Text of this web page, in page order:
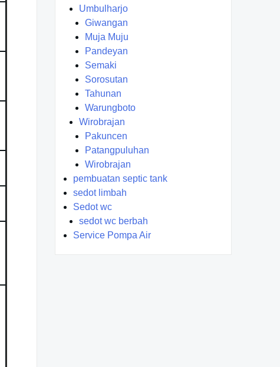
Umbulharjo
Giwangan
Muja Muju
Pandeyan
Semaki
Sorosutan
Tahunan
Warungboto
Wirobrajan
Pakuncen
Patangpuluhan
Wirobrajan
pembuatan septic tank
sedot limbah
Sedot wc
sedot wc berbah
Service Pompa Air